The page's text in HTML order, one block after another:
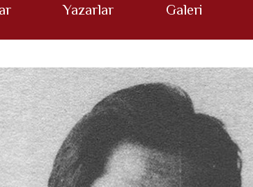
Yazarlar Galeri